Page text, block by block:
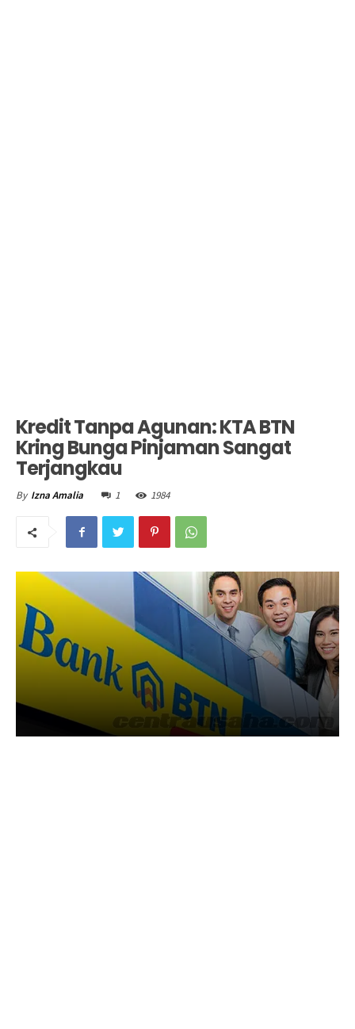
Kredit Tanpa Agunan: KTA BTN
Kring Bunga Pinjaman Sangat
Terjangkau
By Izna Amalia 1 1984